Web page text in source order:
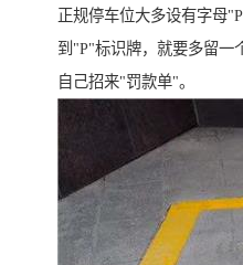
正规停车位大多设有字母
到"P"标识牌，就要多留一
自己招来"罚款单"。